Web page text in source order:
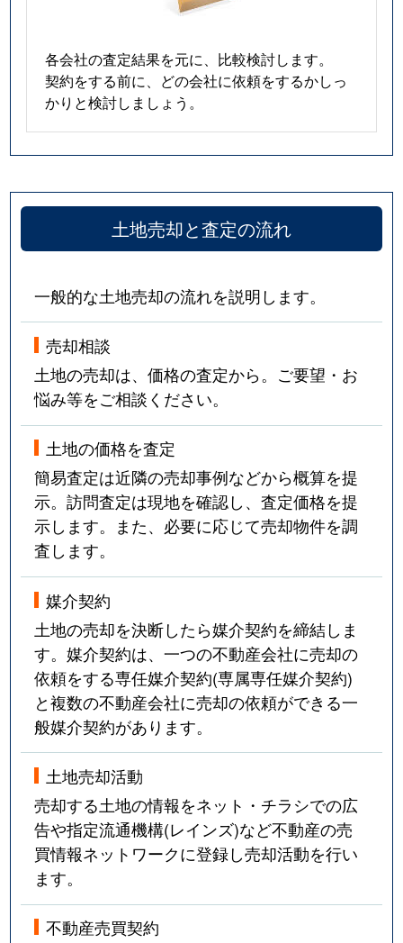
各会社の査定結果を元に、比較検討します。
契約をする前に、どの会社に依頼をするかしっ
かりと検討しましょう。
土地売却と査定の流れ
一般的な土地売却の流れを説明します。
売却相談
土地の売却は、価格の査定から。ご要望・お
悩み等をご相談ください。
土地の価格を査定
簡易査定は近隣の売却事例などから概算を提
示。訪問査定は現地を確認し、査定価格を提
示します。また、必要に応じて売却物件を調
査します。
媒介契約
土地の売却を決断したら媒介契約を締結しま
す。媒介契約は、一つの不動産会社に売却の
依頼をする専任媒介契約(専属専任媒介契約)
と複数の不動産会社に売却の依頼ができる一
般媒介契約があります。
土地売却活動
売却する土地の情報をネット・チラシでの広
告や指定流通機構(レインズ)など不動産の売
買情報ネットワークに登録し売却活動を行い
ます。
不動産売買契約